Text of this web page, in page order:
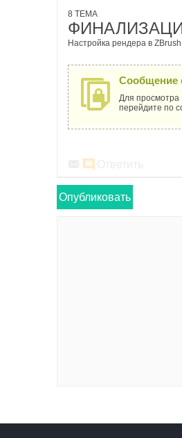
8 ТЕМА
Настройка рендера в
Сообщение
Для
перейдите по
Опубликовать